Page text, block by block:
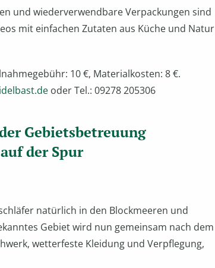
und wiederverwendbare Verpackungen sind
mit einfachen Zutaten aus Küche und Natur
10 €, Materialkosten: 8 €.
oder Tel.: 09278 205306
Gebietsbetreuung
der Spur
natürlich in den Blockmeeren und
Gebiet wird nun gemeinsam nach dem
wetterfeste Kleidung und Verpflegung,